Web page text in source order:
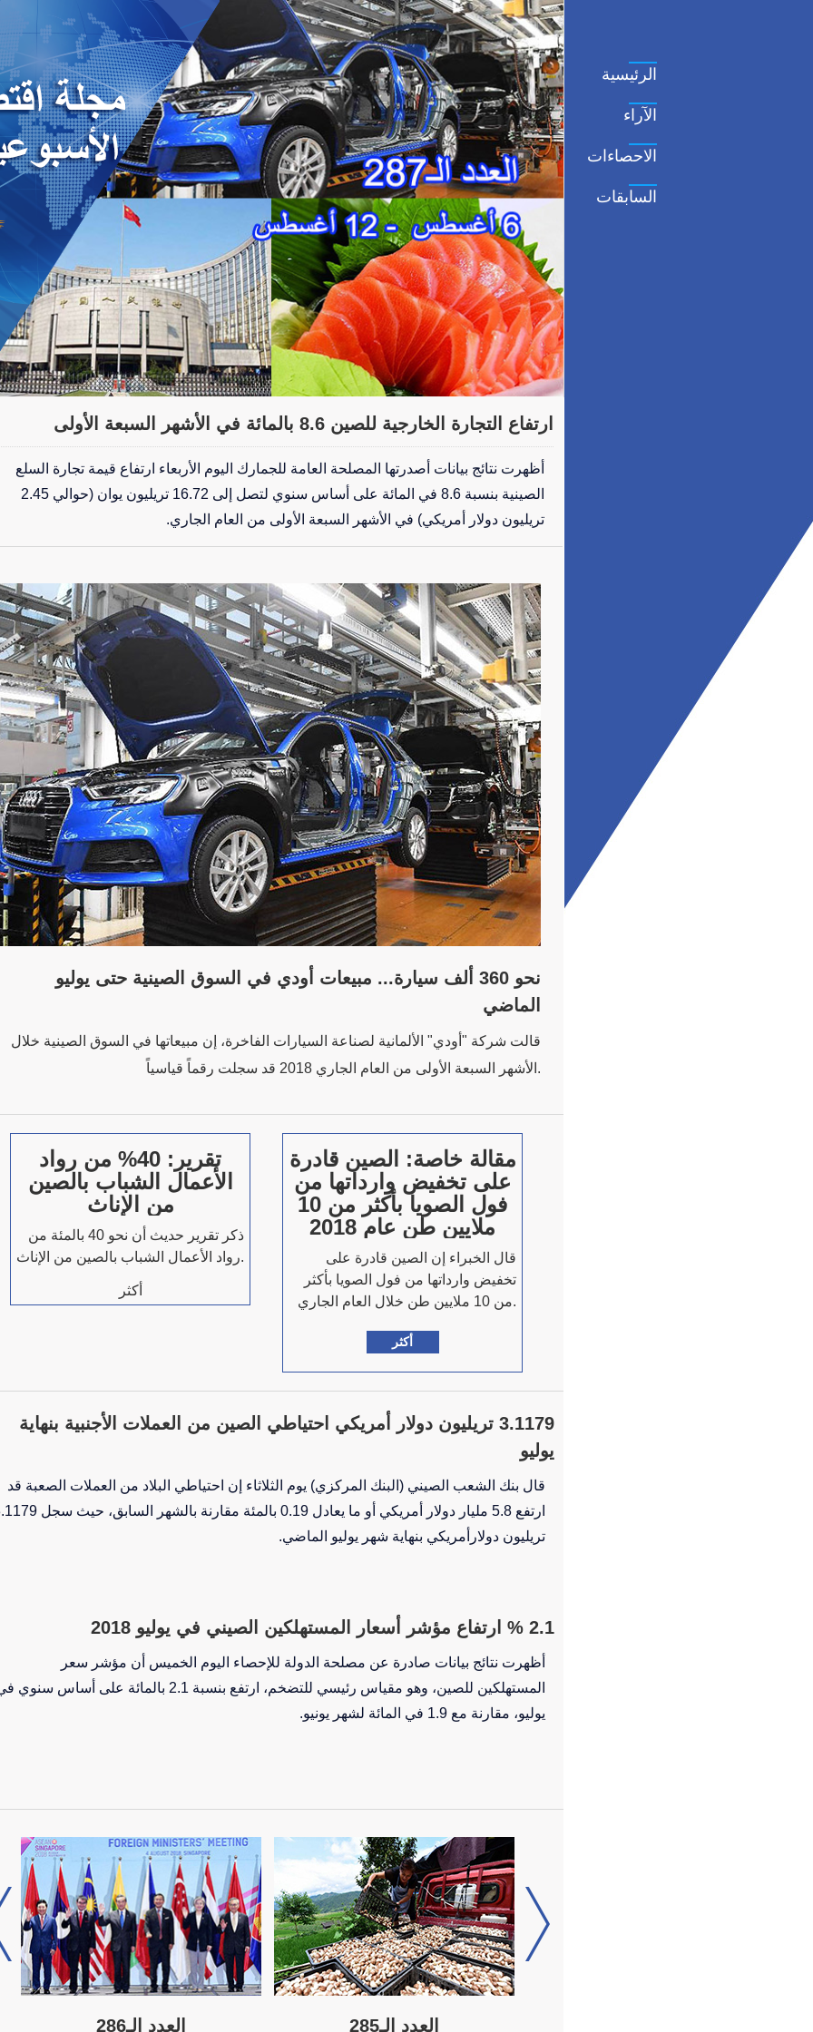
الرئيسية
الآراء
الاحصاءات
السابقات
ارتفاع التجارة الخارجية للصين 8.6 بالمائة في الأشهر السبعة الأولى
أظهرت نتائج بيانات أصدرتها المصلحة العامة للجمارك اليوم الأربعاء ارتفاع قيمة تجارة السلع
الصينية بنسبة 8.6 في المائة على أساس سنوي لتصل إلى 16.72 تريليون يوان (حوالي 2.45
تريليون دولار أمريكي) في الأشهر السبعة الأولى من العام الجاري.
نحو 360 ألف سيارة... مبيعات أودي في السوق الصينية حتى يوليو
الماضي
قالت شركة "أودي" الألمانية لصناعة السيارات الفاخرة، إن مبيعاتها في السوق الصينية خلال
الأشهر السبعة الأولى من العام الجاري 2018 قد سجلت رقماً قياسياً.
تقرير: 40% من رواد
الأعمال الشباب بالصين
من الإناث
ذكر تقرير حديث أن نحو 40 بالمئة من
رواد الأعمال الشباب بالصين من الإناث.
أكثر
مقالة خاصة: الصين قادرة
على تخفيض وارداتها من
فول الصويا بأكثر من 10
ملايين طن عام 2018
قال الخبراء إن الصين قادرة على
تخفيض وارداتها من فول الصويا بأكثر
من 10 ملايين طن خلال العام الجاري.
أكثر
3.1179 تريليون دولار أمريكي احتياطي الصين من العملات الأجنبية بنهاية
يوليو
قال بنك الشعب الصيني (البنك المركزي) يوم الثلاثاء إن احتياطي البلاد من العملات الصعبة قد
ارتفع 5.8 مليار دولار أمريكي أو ما يعادل 0.19 بالمئة مقارنة بالشهر
تريليون دولارأمريكي بنهاية شهر يوليو الماضي.
2.1 % ارتفاع مؤشر أسعار المستهلكين الصيني في يوليو 2018
أظهرت نتائج بيانات صادرة عن مصلحة الدولة للإحصاء اليوم الخميس أن مؤشر سعر
المستهلكين للصين، وهو مقياس رئيسي للتضخم، ارتفع بنسبة 2.1 بالمائة على أساس
يوليو، مقارنة مع 1.9 في المائة لشهر يونيو.
العدد الـ286 العدد الـ285